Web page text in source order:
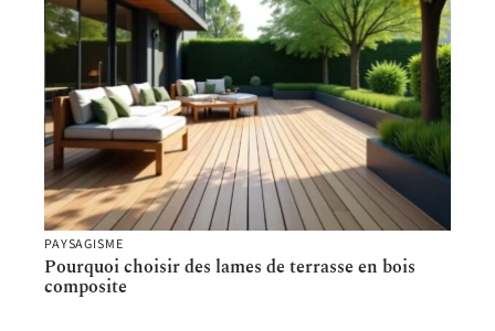
PAYSAGISME
Pourquoi choisir des lames de terrasse en bois
composite